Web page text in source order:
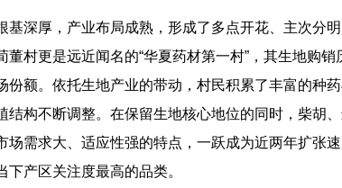
基深厚，产业布局成熟，形成了多点开花、主次分
董村更是远近闻名的“华夏药材第一村”，其生地购
份额。依托生地产业的带动，村民积累了丰富的种
结构不断调整。在保留生地核心地位的同时，柴胡
场需求大、适应性强的特点，一跃成为近两年扩张
下产区关注度最高的品类。